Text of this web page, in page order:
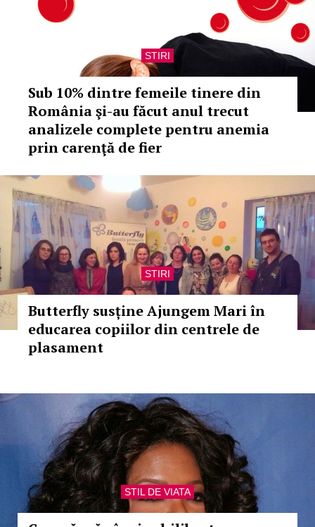
STIRI
Sub 10% dintre femeile tinere din
România şi-au făcut anul trecut
analizele complete pentru anemia
prin carenţă de fier
STIRI
Butterfly susține Ajungem Mari în
educarea copiilor din centrele de
plasament
STIL DE VIATA